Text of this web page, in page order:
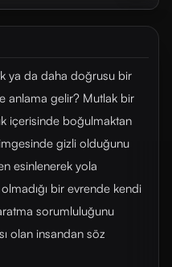
ya da daha doğrusu bir
anlama gelir? Mutlak bir
içerisinde boğulmaktan
gizli olduğunu
esinlenerek yola
olmadığı bir evrende kendi
sorumluluğunu
olan insandan söz